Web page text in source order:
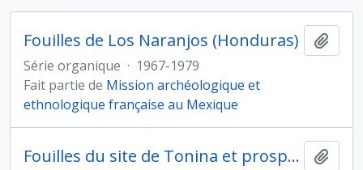
Fouilles de Los Naranjos (Honduras)
Série organique · 1967-1979
Fait partie de Mission archéologique et
ethnologique française au Mexique
Fouilles du site de Tonina et prospections dans la vallée d'Ocosingo (Mexique)